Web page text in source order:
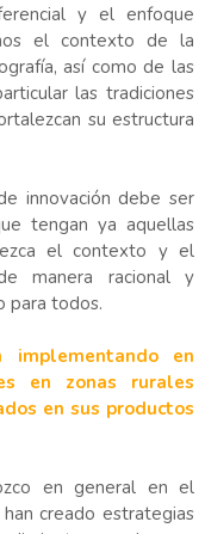
y el enfoque
el contexto de la
así como de las
las tradiciones
su estructura
innovación debe ser
tengan ya aquellas
el contexto y el
manera racional y
para todos.
en
en zonas rurales
en sus productos
en general en el
creado estrategias